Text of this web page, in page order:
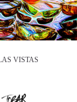
VISTAS